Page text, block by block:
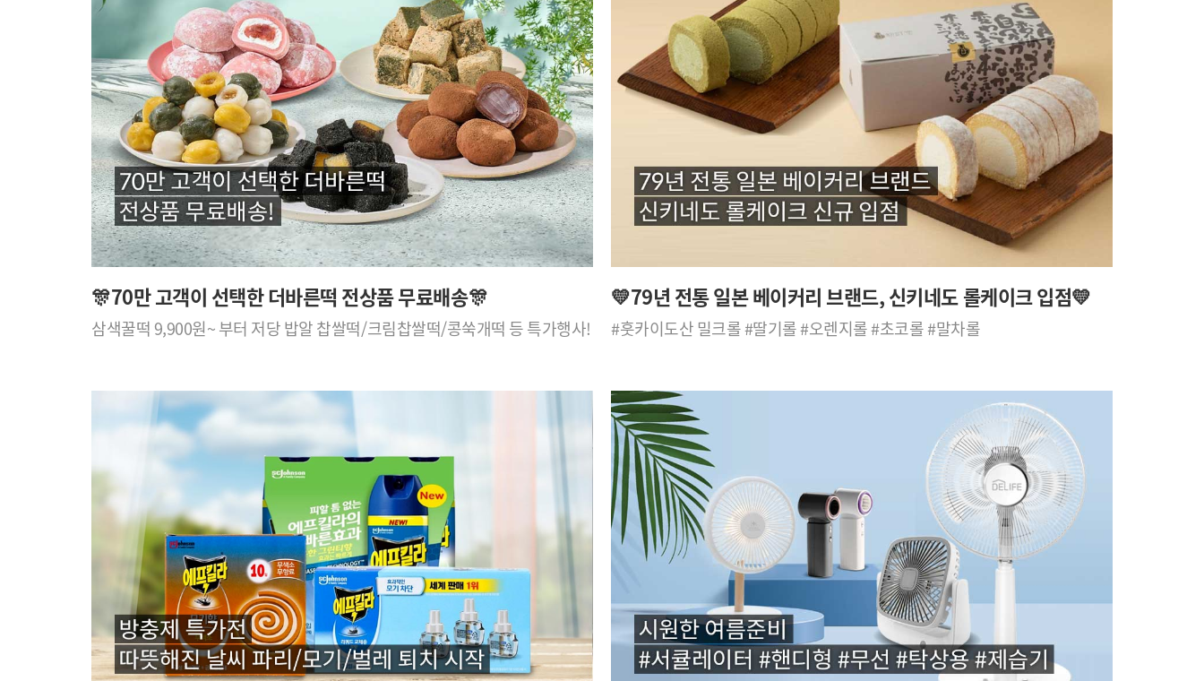
🎊70만 고객이 선택한 더바른떡 전상품 무료배송🎊
삼색꿀떡 9,900원~ 부터 저당 밥알 찹쌀떡/크림찹쌀떡/콩쑥개떡 등 특가행사!
💛79년 전통 일본 베이커리 브랜드, 신키네도 롤케이크 입점💛
#훗카이도산 밀크롤 #딸기롤 #오렌지롤 #초코롤 #말차롤